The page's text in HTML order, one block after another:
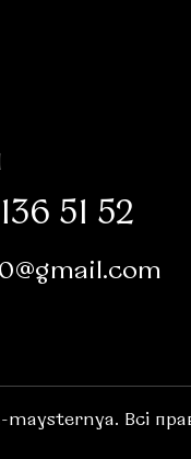
51 52
maysternya. Всі